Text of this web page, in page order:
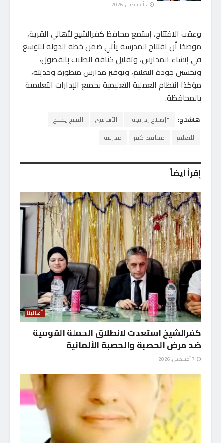
وعقب الافتتاح، إستمع محافظ كفرالشيخ لأهالي القرية،
موضحًا أن افتتاح المدرسة يأتي ضمن خطة الدولة للتوسع
في إنشاء المدارس، وتقليل كثافة الطلاب بالفصول،
وتحسين جودة التعليم، وتوفير مدارس متطورة وحديثة،
مؤكدًا انتظام العملية التعليمية بجميع الإدارات التعليمية
بالمحافظة.
هاشتاج: "إصلاح إدريجة" الأساسي
الشيخ يفتتح
للتعليم
محافظ كفر مدرسة
إقرأ أيضاً
أهالينا
كفرالشيخ استعدت لانطلاق الحملة القومية
ضد مرض الحصبة والحصبة الألمانية